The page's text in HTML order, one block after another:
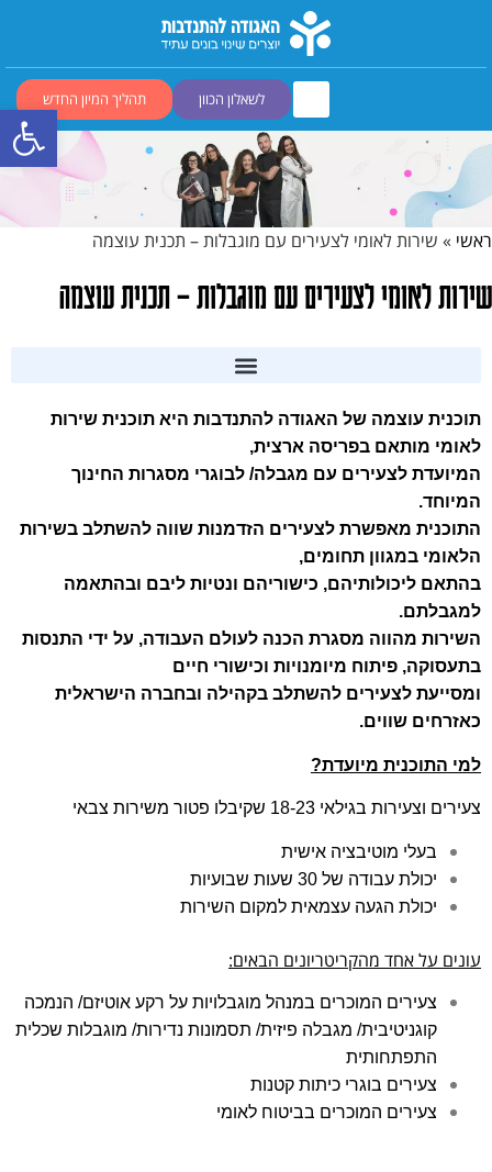
פתחתהליך המיון החדש לשאלון הכוון
ראשי » שירות לאומי לצעירים עם מוגבלות – תכנית עוצמה
שירות לאומי לצעירים עם מוגבלות – תכנית עוצמה
תוכנית עוצמה של האגודה להתנדבות היא תוכנית שירות
לאומי מותאם בפריסה ארצית,
המיועדת לצעירים עם מגבלה/ לבוגרי מסגרות החינוך
המיוחד.
התוכנית מאפשרת לצעירים הזדמנות שווה להשתלב בשירות
הלאומי במגוון תחומים,
בהתאם ליכולותיהם, כישוריהם ונטיות ליבם ובהתאמה
למגבלתם.
השירות מהווה מסגרת הכנה לעולם העבודה, על ידי התנסות
בתעסוקה, פיתוח מיומנויות וכישורי חיים
ומסייעת לצעירים להשתלב בקהילה ובחברה הישראלית
כאזרחים שווים.
למי התוכנית מיועדת?
צעירים וצעירות בגילאי 18-23 ש קיבלו פטור משירות צבאי
בעלי מוטיבציה אישית
יכולת עבודה של 30 שעות שבועיות
יכולת הגעה עצמאית למקום השירות
עונים על אחד מהקריטריונים הבאים:
צעירים המוכרים במנהל מוגבלויות על רקע אוטיזם/ הנמכה
קוגניטיבית/ מגבלה פיזית/ תסמונות נדירות/ מוגבלות שכלית
התפתחותית
צעירים בוגרי כיתות קטנות
צעירים המוכרים בביטוח לאומי